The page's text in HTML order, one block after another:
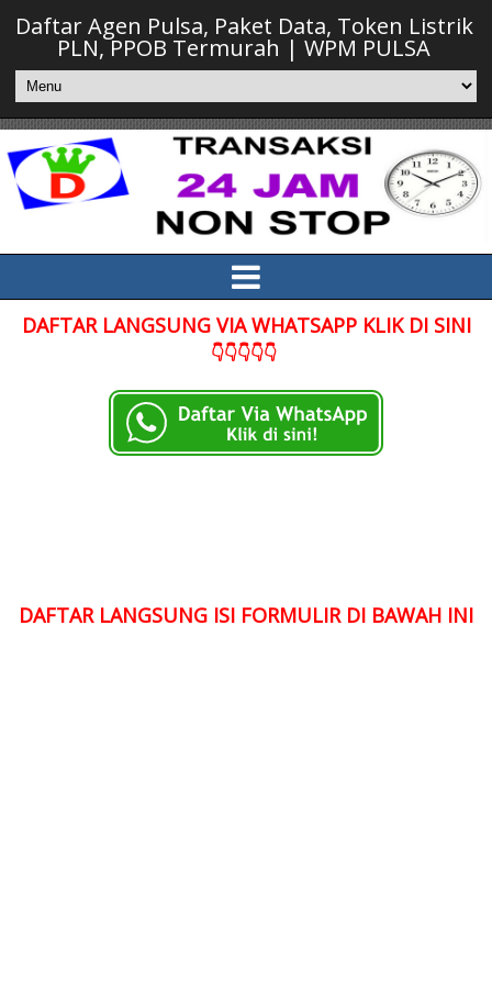
Daftar Agen Pulsa, Paket Data, Token Listrik
PLN, PPOB Termurah | WPM PULSA
DAFTAR LANGSUNG VIA WHATSAPP KLIK DI SINI
👇👇👇👇👇
DAFTAR LANGSUNG ISI FORMULIR DI BAWAH INI